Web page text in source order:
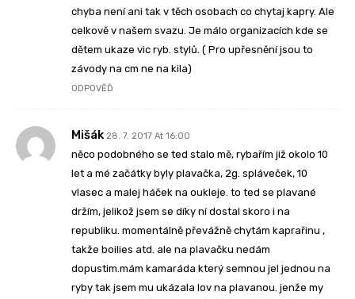
chyba není ani tak v těch osobach co chytaj kapry. Ale
celkově v našem svazu. Je málo organizacích kde se
dětem ukaze vic ryb. stylů. ( Pro upřesnění jsou to
závody na cm ne na kila)
ODPOVĚĎ
Mišák 28. 7. 2017 At 16:00
něco podobného se ted stalo mě, rybařím již okolo 10
let a mé začátky byly plavačka, 2g. spláveček, 10
vlasec a malej háček na oukleje. to ted se plavané
držím, jelikož jsem se díky ní dostal skoro i na
republiku. momentálně převážně chytám kaprařinu ,
takže boilies atd. ale na plavačku nedám
dopustim.mám kamaráda který semnou jel jednou na
ryby tak jsem mu ukázala lov na plavanou. jenže my